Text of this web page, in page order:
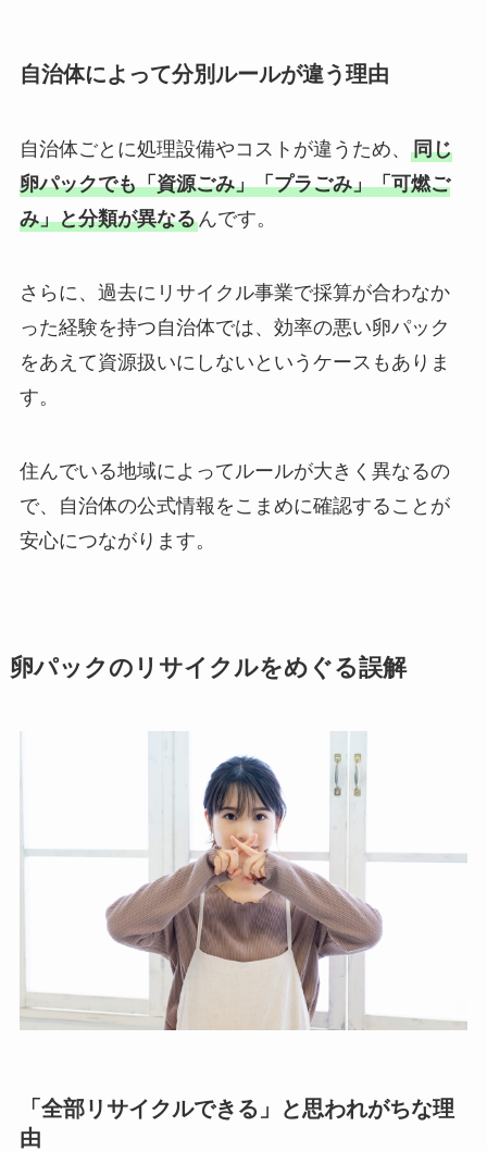
自治体によって分別ルールが違う理由
自治体ごとに処理設備やコストが違うため、 同じ
卵パックでも「資源ごみ」「プラごみ」「可燃ご
み」と分類が異なるんです。
さらに、過去にリサイクル事業で採算が合わなか
った経験を持つ自治体では、効率の悪い卵パック
をあえて資源扱いにしないというケースもありま
す。
住んでいる地域によってルールが大きく異なるの
で、自治体の公式情報をこまめに確認することが
安心につながります。
卵パックのリサイクルをめぐる誤解
「全部リサイクルできる」と思われがちな理
由